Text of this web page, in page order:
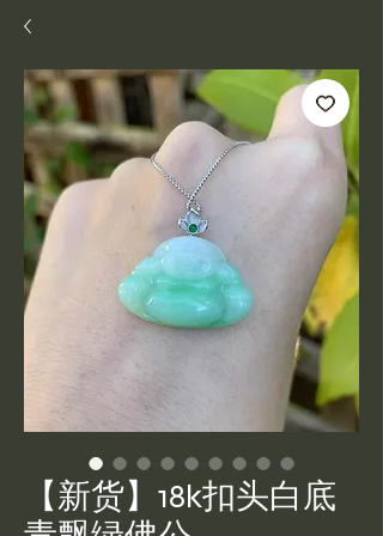
【新货】18k扣头白底